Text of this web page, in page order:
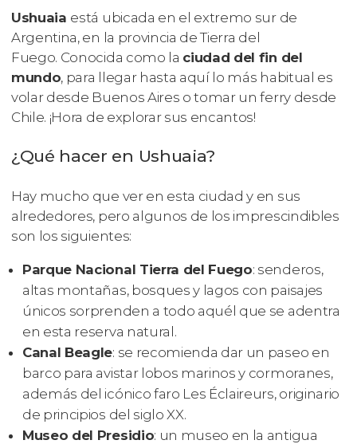
Ushuaia está ubicada en el extremo sur de
Argentina, en la provincia de Tierra del
Fuego. Conocida como la ciudad del fin del
mundo, para llegar hasta aquí lo más habitual es
volar desde Buenos Aires o tomar un ferry desde
Chile. ¡Hora de explorar sus encantos!
¿Qué hacer en Ushuaia?
Hay mucho que ver en esta ciudad y en sus
alrededores, pero algunos de los imprescindibles
son los siguientes:
Parque Nacional Tierra del Fuego: senderos,
altas montañas, bosques y lagos con paisajes
únicos sorprenden a todo aquél que se adentra
en esta reserva natural.
Canal Beagle: se recomienda dar un paseo en
barco para avistar lobos marinos y cormoranes,
además del icónico faro Les Éclaireurs, originario
de principios del siglo XX.
Museo del Presidio: un museo en la antigua